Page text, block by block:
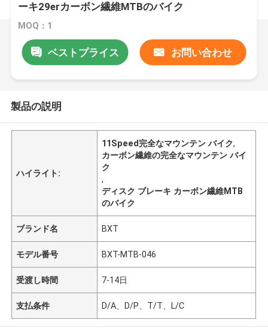
ーキ29erカーボン繊維MTBのバイク
MOQ：1
ベストプライス お問い合わせ
製品の説明
ハイライト:
11Speed完全なマウンテン バイク,
カーボン繊維の完全なマウンテン バイ
ク
,
ディスク ブレーキ カーボン繊維MTB
のバイク
ブランド名 BXT
モデル番号 BXT-MTB-046
受渡し時間 7-14日
支払条件 D/A、D/P、T/T、L/C